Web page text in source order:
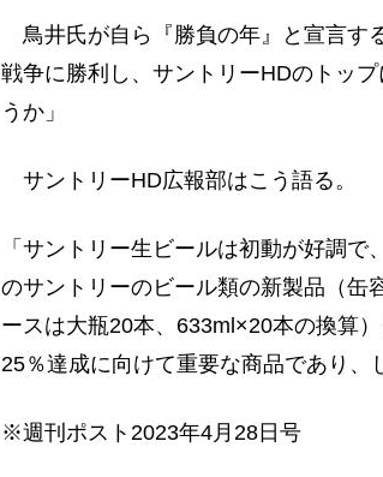
鳥井氏が自ら『勝負の年』と宣言す
戦争に勝利し、サントリーHDのトッ
うか」
サントリーHD広報部はこう語る。
「サントリー生ビールは初動が好調
のサントリーのビール類の新製品（缶
ースは大瓶20本、633ml×20本の換算
25％達成に向けて重要な商品であり、
※週刊ポスト2023年4月28日号